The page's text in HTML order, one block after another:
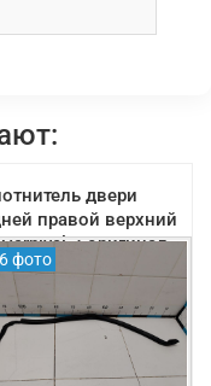
двери
правой верхний
3 оригинал
2021
фото